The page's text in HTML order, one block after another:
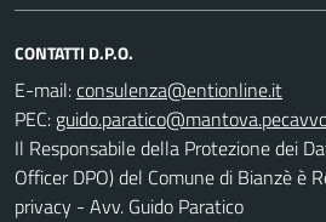
CONTATTI D.P.O.
E-mail:
PEC:
Il Responsabile della Protezione dei
Officer DPO) del Comune di Bianzè è
privacy - Avv. Guido Paratico